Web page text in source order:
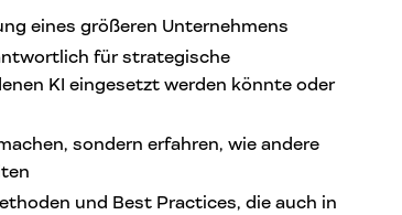
eines größeren Unternehmens
für strategische
KI eingesetzt werden könnte oder
sondern erfahren, wie andere
und Best Practices, die auch in